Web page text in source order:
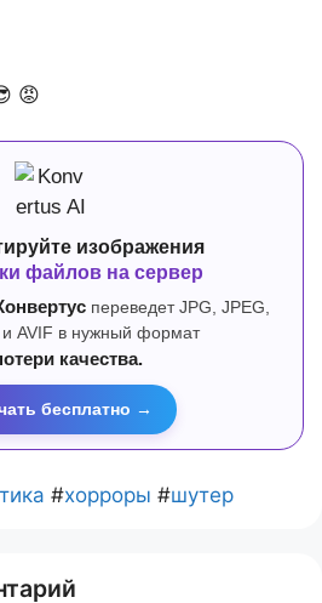
😡
изображения
файлов на сервер
переведет JPG, JPEG,
и AVIF в нужный формат
качества.
бесплатно →
#хорроры #шутер